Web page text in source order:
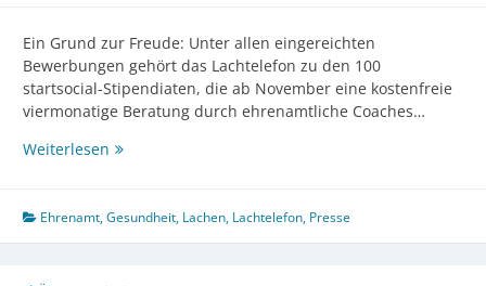
Ein Grund zur Freude: Unter allen eingereichten
Bewerbungen gehört das Lachtelefon zu den 100
startsocial-Stipendiaten, die ab November eine kostenfreie
viermonatige Beratung durch ehrenamtliche Coaches…
Weiterlesen Startsocial
Ehrenamt,Gesundheit, Lachen, Lachtelefon, Presse